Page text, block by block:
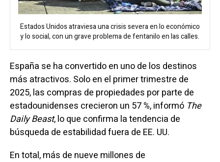
Estados Unidos atraviesa una crisis severa en lo económico
y lo social, con un grave problema de fentanilo en las calles.
España se ha convertido en uno de los destinos
más atractivos. Solo en el primer trimestre de
2025, las compras de propiedades por parte de
estadounidenses crecieron un 57 %, informó The
Daily Beast, lo que confirma la tendencia de
búsqueda de estabilidad fuera de EE. UU.
En total, más de nueve millones de